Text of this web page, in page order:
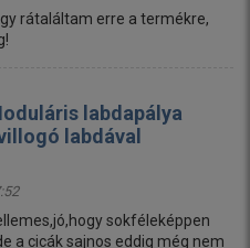
rátaláltam erre a termékre,
labdapálya
labdával
sokféleképpen
a cicák sajnos eddig még nem